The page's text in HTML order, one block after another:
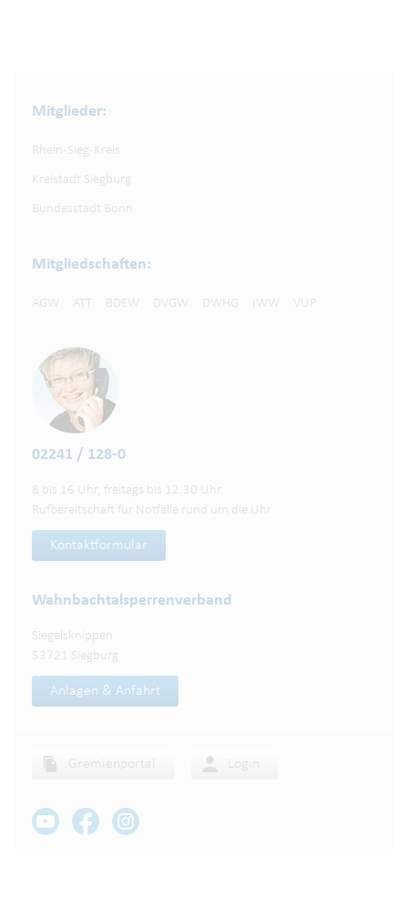
Mitglieder:
Rhein-Sieg-Kreis
Kreistadt Siegburg
Bundesstadt Bonn
Mitgliedschaften:
AGW ATT BDEW DVGW DWHG IWW VUP
02241 / 128-0
8 bis 16 Uhr, freitags bis 12:30 Uhr
Rufbereitschaft für Notfälle rund um die Uhr
Kontaktformular
Wahnbachtalsperren­verband
Siegelsknippen
53721 Siegburg
Anlagen & Anfahrt
Gremienportal Login